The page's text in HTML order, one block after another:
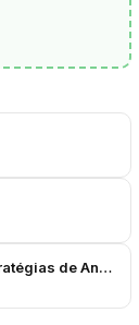
de Anotação